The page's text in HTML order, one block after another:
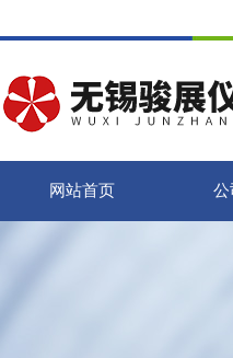
网站首页 公